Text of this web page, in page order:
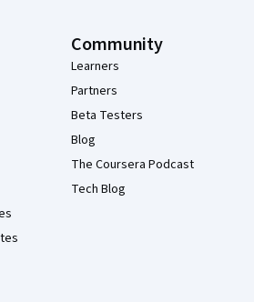
Community
Learners
Partners
Beta Testers
Blog
The Coursera Podcast
Tech Blog